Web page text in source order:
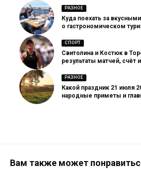
РАЗНОЕ
Куда поехать за
о гастрономическом
СПОРТ
Свитолина и Костюк в
результаты матчей, счёт
РАЗНОЕ
Какой праздник 21 июля
народные приметы и
Вам также может